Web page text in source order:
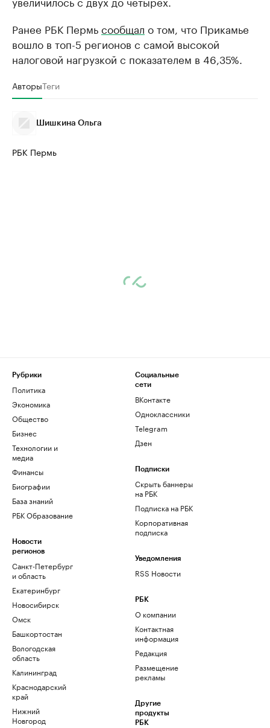
Ранее РБК Пермьсообщал о том, что Прикамье
вошло в топ-5 регионов с самой высокой
налоговой нагрузкой с показателем в 46,35%.
АвторыТеги
Шишкина Ольга
РБК Пермь
Рубрики
Политика
Экономика
Общество
Бизнес
Технологии и
медиа
Финансы
Биографии
База знаний
РБК Образование
Новости
регионов
Санкт-Петербург
и область
Екатеринбург
Новосибирск
Омск
Башкортостан
Вологодская
область
Калининград
Краснодарский
край
Нижний
Новгород
Социальные
сети
ВКонтакте
Одноклассники
Telegram
Дзен
Подписки
Скрыть баннеры
на РБК
Подписка на РБК
Корпоративная
подписка
Уведомления
RSS Новости
РБК
О компании
Контактная
информация
Редакция
Размещение
рекламы
Другие
продукты
РБК